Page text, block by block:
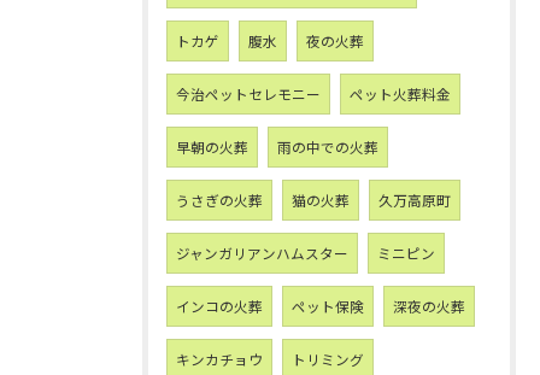
トカゲ 腹水 夜の火葬
今治ペットセレモニー ペット火葬料金
早朝の火葬 雨の中での火葬
うさぎの火葬 猫の火葬 久万高原町
ジャンガリアンハムスター ミニピン
インコの火葬 ペット保険 深夜の火葬
キンカチョウ トリミング